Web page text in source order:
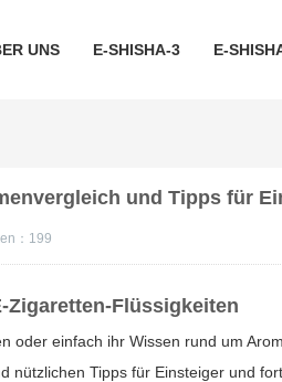
UNS E-SHISHA-3 E-
und Tipps für
： 199
Zigaretten-Flüssigkeiten
oder einfach ihr Wissen rund um
Tipps für Einsteiger und